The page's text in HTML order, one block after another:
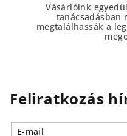
Vásárlóink
tanácsadásban
megtalálhassák a
Feliratkozás
E-mail